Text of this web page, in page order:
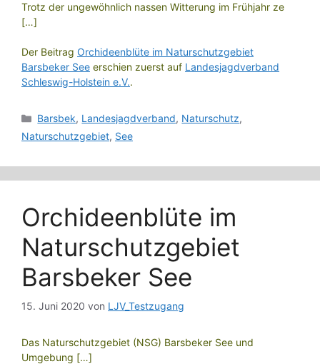
Trotz der ungewöhnlich nassen Witterung im Frühjahr ze
[…]
Der Beitrag Orchideenblüte im Naturschutzgebiet
Barsbeker See erschien zuerst auf Landesjagdverband
Schleswig-Holstein e.V..
Kategorien
Barsbek, Landesjagdverband, Naturschutz,
Naturschutzgebiet, See
Orchideenblüte im
Naturschutzgebiet
Barsbeker See
15. Juni 2020 von LJV_Testzugang
Das Naturschutzgebiet (NSG) Barsbeker See und
Umgebung […]